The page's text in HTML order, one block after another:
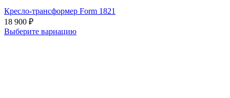
Кресло-трансформер Form 1821
18 900 ₽
Выберите вариацию